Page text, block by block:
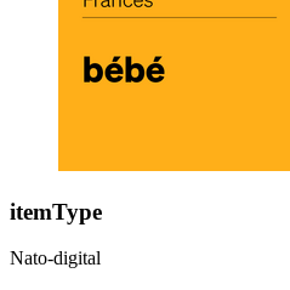
itemType
Nato-digital